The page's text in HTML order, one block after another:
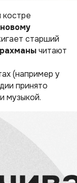
костре
старший
читают
(например у
принято
музыкой.